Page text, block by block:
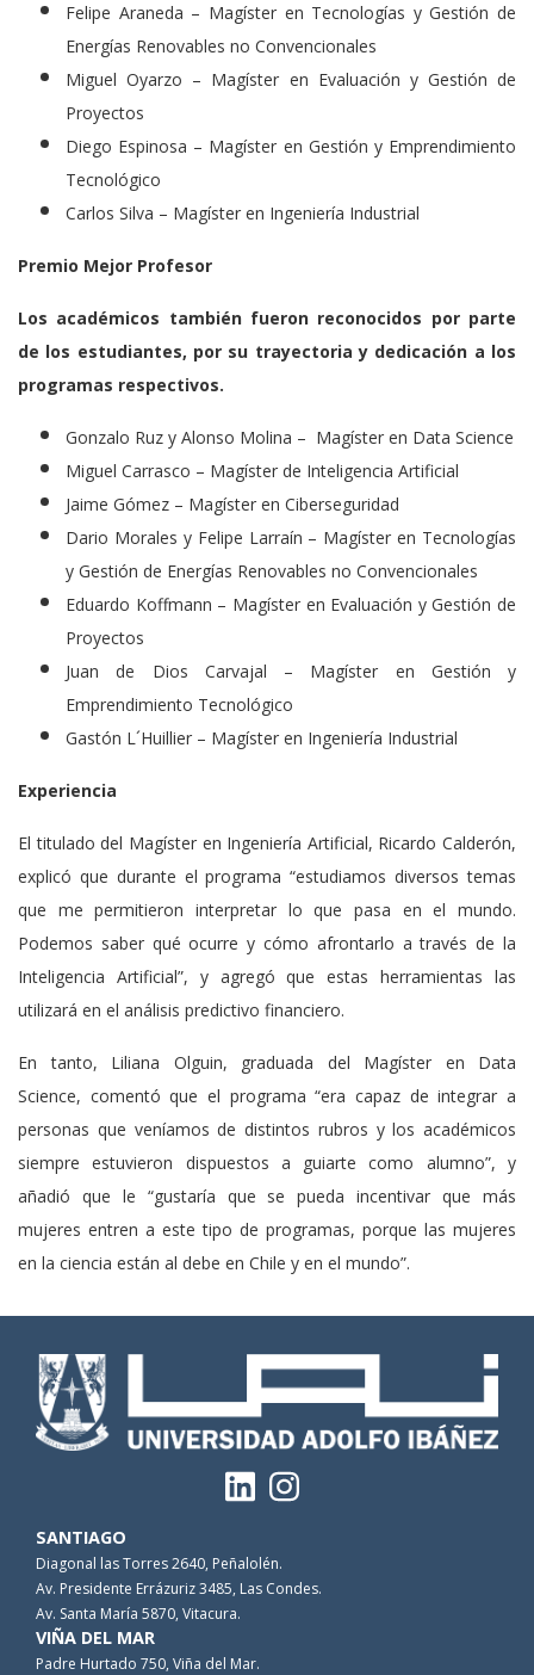
Felipe Araneda – Magíster en Tecnologías y Gestión de
Energías Renovables no Convencionales
Miguel Oyarzo – Magíster en Evaluación y Gestión de
Proyectos
Diego Espinosa – Magíster en Gestión y Emprendimiento
Tecnológico
Carlos Silva – Magíster en Ingeniería Industrial
Premio Mejor Profesor
Los académicos también fueron reconocidos por parte
de los estudiantes, por su trayectoria y dedicación a los
programas respectivos.
Gonzalo Ruz y Alonso Molina – Magíster en Data Science
Miguel Carrasco – Magíster de Inteligencia Artificial
Jaime Gómez – Magíster en Ciberseguridad
Dario Morales y Felipe Larraín – Magíster en Tecnologías
y Gestión de Energías Renovables no Convencionales
Eduardo Koffmann – Magíster en Evaluación y Gestión de
Proyectos
Juan de Dios Carvajal – Magíster en Gestión y
Emprendimiento Tecnológico
Gastón L´Huillier – Magíster en Ingeniería Industrial
Experiencia
El titulado del Magíster en Ingeniería Artificial, Ricardo Calderón,
explicó que durante el programa “estudiamos diversos temas
que me permitieron interpretar lo que pasa en el mundo.
Podemos saber qué ocurre y cómo afrontarlo a través de la
Inteligencia Artificial”, y agregó que estas herramientas las
utilizará en el análisis predictivo financiero.
En tanto, Liliana Olguin, graduada del Magíster en Data
Science, comentó que el programa “era capaz de integrar a
personas que veníamos de distintos rubros y los académicos
siempre estuvieron dispuestos a guiarte como alumno”, y
añadió que le “gustaría que se pueda incentivar que más
mujeres entren a este tipo de programas, porque las mujeres
en la ciencia están al debe en Chile y en el mundo”.
SANTIAGO
Diagonal las Torres 2640, Peñalolén.
Av. Presidente Errázuriz 3485, Las Condes.
Av. Santa María 5870, Vitacura.
VIÑA DEL MAR
Padre Hurtado 750, Viña del Mar.